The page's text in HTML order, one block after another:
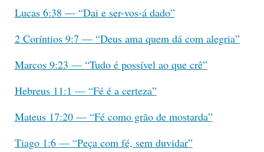
Lucas 6:38 — “Dai e ser-vos-á dado”
2 Coríntios 9:7 — “Deus ama quem dá com alegria”
Marcos 9:23 — “Tudo é possível ao que crê”
Hebreus 11:1 — “Fé é a certeza”
Mateus 17:20 — “Fé como grão de mostarda”
Tiago 1:6 — “Peça com fé, sem duvidar”